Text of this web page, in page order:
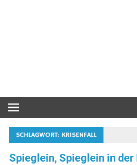
SCHLAGWORT: KRISENFALL
Spieglein, Spieglein in der